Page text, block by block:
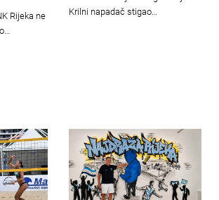
Rijeka ne
Krilni napadač stigao…